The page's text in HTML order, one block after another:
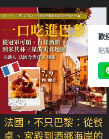
法國，不只巴黎：從餐
桌、宮殿到酒鄉海岸的
歡
點